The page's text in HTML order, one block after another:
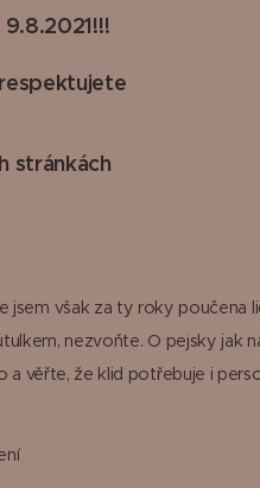
😊
stránkách
jsem však za ty roky poučena
nezvoňte. O pejsky jak
věřte, že klid potřebuje i
😊